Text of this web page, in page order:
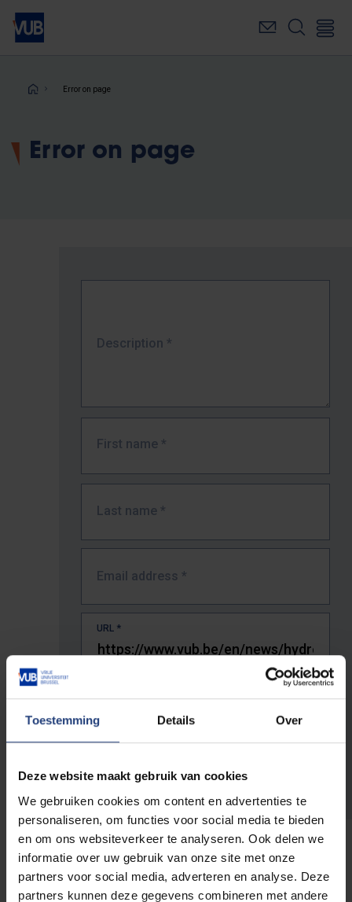
Toestemming Details Over
Deze website maakt gebruik van cookies
We gebruiken cookies om content en advertenties te
personaliseren, om functies voor social media te bieden
en om ons websiteverkeer te analyseren. Ook delen we
informatie over uw gebruik van onze site met onze
partners voor social media, adverteren en analyse. Deze
partners kunnen deze gegevens combineren met andere
Skip
main
Breadcrumb
Error on page
Error on page
Description *
First name *
Last name *
Email address *
URL *
The full URL of the page where you encountered the error.